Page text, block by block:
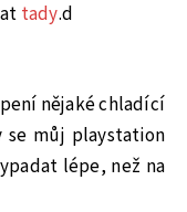
tady.d
nějaké chladící
se můj playstation
lépe, než na